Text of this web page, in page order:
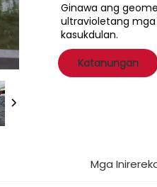
Ginawa ang
ultravioletang
kasukdulan.
Katanungan
Mga